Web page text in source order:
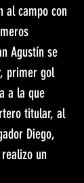
al campo con
Agustín se
primer gol
a la que
titular, al
Diego,
un